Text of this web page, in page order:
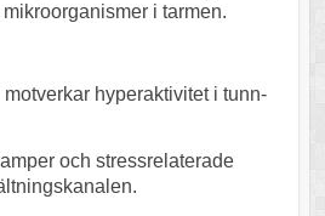
i tarmen.
hyperaktivitet i tunn-
och stressrelaterade